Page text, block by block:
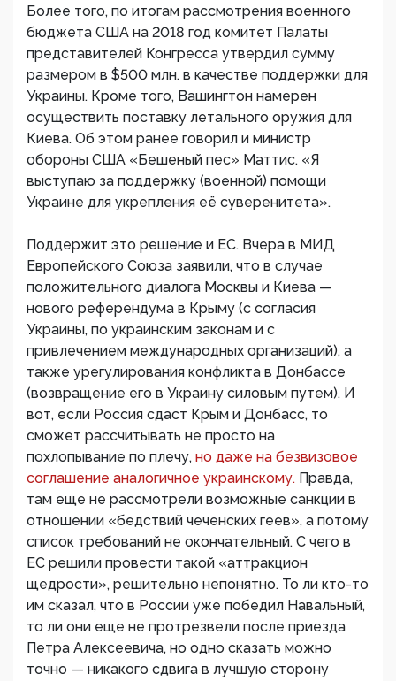
Более того, по итогам рассмотрения военного
бюджета США на 2018 год комитет Палаты
представителей Конгресса утвердил сумму
размером в $500 млн. в качестве поддержки для
Украины. Кроме того, Вашингтон намерен
осуществить поставку летального оружия для
Киева. Об этом ранее говорил и министр
обороны США «Бешеный пес» Маттис. «Я
выступаю за поддержку (военной) помощи
Украине для укрепления её суверенитета».
Поддержит это решение и ЕС. Вчера в МИД
Европейского Союза заявили, что в случае
положительного диалога Москвы и Киева —
нового референдума в Крыму (с согласия
Украины, по украинским законам и с
привлечением международных организаций), а
также урегулирования конфликта в Донбассе
(возвращение его в Украину силовым путем). И
вот, если Россия сдаст Крым и Донбасс, то
сможет рассчитывать не просто на
похлопывание по плечу, но даже на безвизовое
соглашение аналогичное украинскому. Правда,
там еще не рассмотрели возможные санкции в
отношении «бедствий чеченских геев», а потому
список требований не окончательный. С чего в
ЕС решили провести такой «аттракцион
щедрости», решительно непонятно. То ли кто-то
им сказал, что в России уже победил Навальный,
то ли они еще не протрезвели после приезда
Петра Алексеевича, но одно сказать можно
точно — никакого сдвига в лучшую сторону